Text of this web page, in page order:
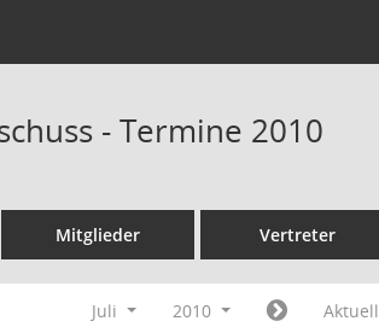
- Termine 2010
Mitglieder Vertreter
Juli 2010 Aktuell